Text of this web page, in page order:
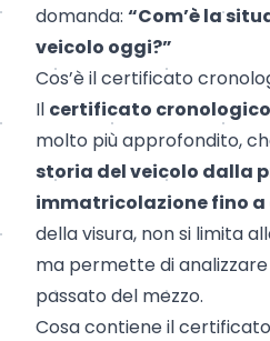
domanda: “Com’è la
veicolo oggi?”
Cos’è il certificato
Il certificato cronologico
molto più approfondito,
storia del veicolo dalla
immatricolazione fino a
della visura, non si limita
ma permette di
passato del mezzo.
Cosa contiene il